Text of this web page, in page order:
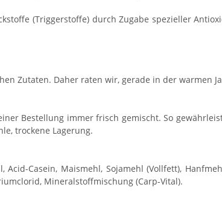
(Triggerstoffe) durch Zugabe spezieller
Zutaten. Daher raten wir, gerade in der warmen
Bestellung immer frisch gemischt. So
trockene Lagerung.
Casein, Maismehl, Sojamehl (Vollfett),
Mineralstoffmischung (Carp-Vital).